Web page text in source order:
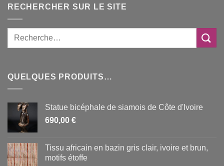
RECHERCHER SUR LE SITE
QUELQUES PRODUITS…
Statue bicéphale de siamois de Côte d'Ivoire
690,00 €
Tissu africain en bazin gris clair, ivoire et brun,
motifs étoffe